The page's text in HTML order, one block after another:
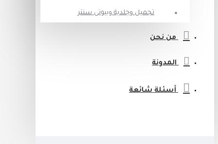
تجميل وجلدية وبيوتى سنتر
من نحن
المدونة
أسئلة شائعة